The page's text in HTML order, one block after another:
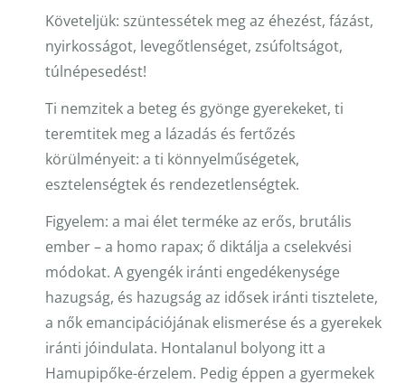
Követeljük: szüntessétek meg az éhezést, fázást,
nyirkosságot, levegőt­lenséget, zsúfoltságot,
túlnépesedést!
Ti nemzitek a beteg és gyönge gyerekeket, ti
teremtitek meg a lázadás és fertőzés
körülményeit: a ti könnyelműségetek,
esztelenségtek és rende­zetlenségtek.
Figyelem: a mai élet terméke az erős, brutális
ember – a homo rapax; ő diktálja a cselekvési
módokat. A gyengék iránti engedékenysége
hazug­ság, és hazugság az idősek iránti tisztelete,
a nők emancipációjának elis­merése és a gyerekek
iránti jóindulata. Hontalanul bolyong itt a
Hamupi­pőke-érzelem. Pedig éppen a gyermekek